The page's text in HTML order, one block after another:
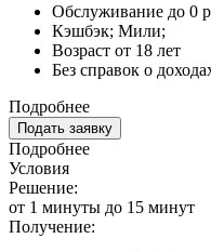
Обслуживание до 0
Кэшбэк; Мили;
Возраст от 18 лет
Без справок о
Подробнее
Подать заявку
Подробнее
Условия
Решение:
от 1 минуты до 15 минут
Получение: